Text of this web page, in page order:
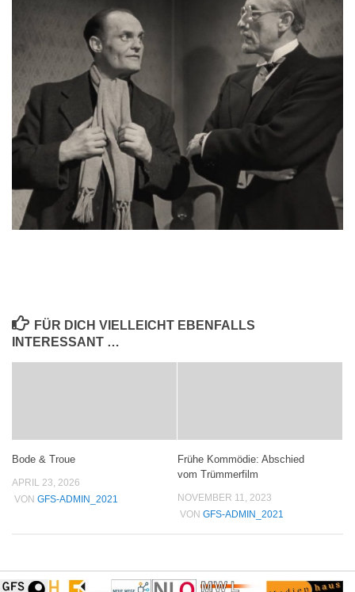
FÜR DICH VIELLEICHT EBENFALLS
INTERESSANT …
Bode & Troue
APRIL 23, 2026
VON GFS-ADMIN_2021
Frühe Kommödie: Abschied
vom Trümmerfilm
NOVEMBER 11, 2023
VON GFS-ADMIN_2021